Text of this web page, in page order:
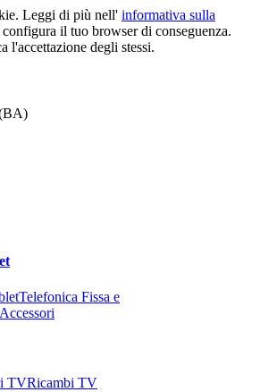
Leggi di più nell' informativa sulla
il tuo browser di conseguenza.
l'accettazione degli stessi.
BA)
Telefonica Fissa e
Accessori
TVRicambi TV